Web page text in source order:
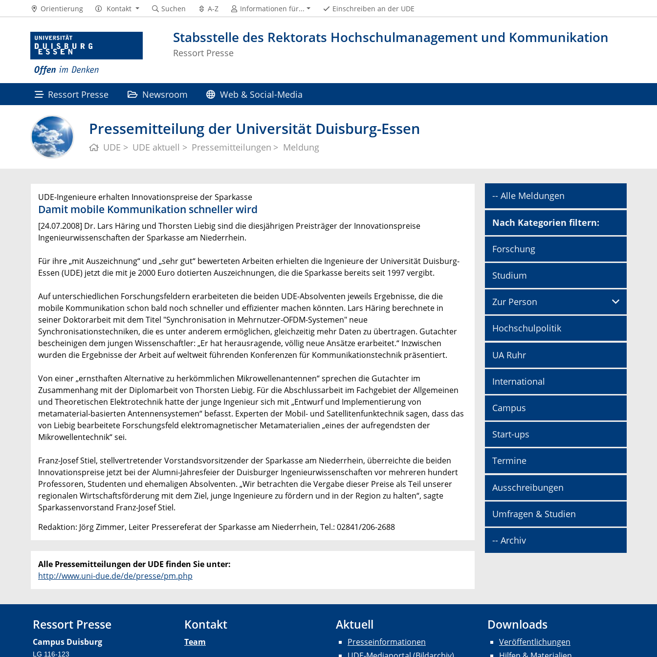
Stabsstelle des Rektorats Hochschulmanagement und Kommunikation
Ressort Presse
Orientierung Kontakt Suchen A-Z Informationen für... Einschreiben an der UDE
Ressort Presse Newsroom Web & Social-Media
Pressemitteilung der Universität Duisburg-Essen
UDE UDE aktuell Pressemitteilungen Meldung
UDE-Ingenieure erhalten Innovationspreise der Sparkasse
Damit mobile Kommunikation schneller wird
[24.07.2008] Dr. Lars Häring und Thorsten Liebig sind die diesjährigen Preisträger der Innovationspreise
Ingenieurwissenschaften der Sparkasse am Niederrhein.
Für ihre „mit Auszeichnung“ und „sehr gut“ bewerteten Arbeiten erhielten die Ingenieure der Universität Duisburg-
Essen (UDE) jetzt die mit je 2000 Euro dotierten Auszeichnungen, die die Sparkasse bereits seit 1997 vergibt.
Auf unterschiedlichen Forschungsfeldern erarbeiteten die beiden UDE-Absolventen jeweils Ergebnisse, die die
mobile Kommunikation schon bald noch schneller und effizienter machen könnten. Lars Häring berechnete in
seiner Doktorarbeit mit dem Titel "Synchronisation in Mehrnutzer-OFDM-Systemen" neue
Synchronisationstechniken, die es unter anderem ermöglichen, gleichzeitig mehr Daten zu übertragen. Gutachter
bescheinigen dem jungen Wissenschaftler: „Er hat herausragende, völlig neue Ansätze erarbeitet.“ Inzwischen
wurden die Ergebnisse der Arbeit auf weltweit führenden Konferenzen für Kommunikationstechnik präsentiert.
Von einer „ernsthaften Alternative zu herkömmlichen Mikrowellenantennen“ sprechen die Gutachter im
Zusammenhang mit der Diplomarbeit von Thorsten Liebig. Für die Abschlussarbeit im Fachgebiet der Allgemeinen
und Theoretischen Elektrotechnik hatte der junge Ingenieur sich mit „Entwurf und Implementierung von
metamaterial-basierten Antennensystemen“ befasst. Experten der Mobil- und Satellitenfunktechnik sagen, dass das
von Liebig bearbeitete Forschungsfeld elektromagnetischer Metamaterialien „eines der aufregendsten der
Mikrowellentechnik“ sei.
Franz-Josef Stiel, stellvertretender Vorstandsvorsitzender der Sparkasse am Niederrhein, überreichte die beiden
Innovationspreise jetzt bei der Alumni-Jahresfeier der Duisburger Ingenieurwissenschaften vor mehreren hundert
Professoren, Studenten und ehemaligen Absolventen. „Wir betrachten die Vergabe dieser Preise als Teil unserer
regionalen Wirtschaftsförderung mit dem Ziel, junge Ingenieure zu fördern und in der Region zu halten“, sagte
Sparkassenvorstand Franz-Josef Stiel.
Redaktion: Jörg Zimmer, Leiter Pressereferat der Sparkasse am Niederrhein, Tel.: 02841/206-2688
Alle Pressemitteilungen der UDE finden Sie unter:
http://www.uni-due.de/de/presse/pm.php
-- Alle Meldungen
Nach Kategorien filtern:
Forschung
Studium
Zur Person
Hochschulpolitik
UA Ruhr
International
Campus
Start-ups
Termine
Ausschreibungen
Umfragen & Studien
-- Archiv
Ressort Presse
Campus Duisburg
LG 116-123
Kontakt
Team
Aktuell
Presseinformationen
Downloads
Veröffentlichungen